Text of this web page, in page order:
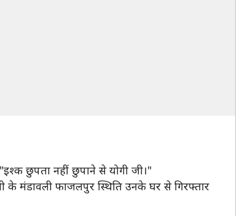
छुपता नहीं छुपाने से योगी जी।"
मंडावली फाजलपुर स्थिति उनके घर से गिरफ्तार